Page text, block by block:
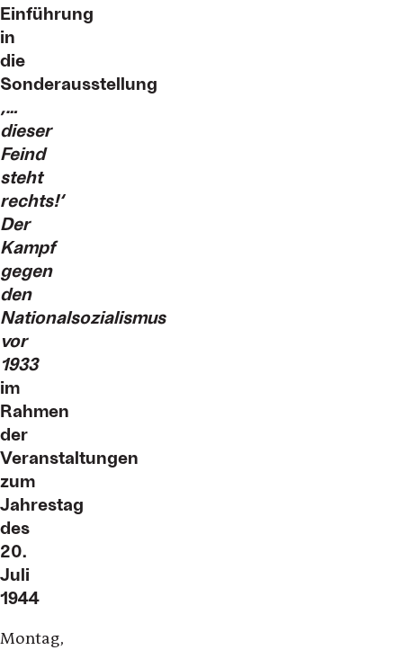
Einführung
in
die
Sonderausstellung
‚…
dieser
Feind
steht
rechts!‘
Der
Kampf
gegen
den
Nationalsozialismus
vor
1933
im
Rahmen
der
Veranstaltungen
zum
Jahrestag
des
20.
Juli
1944
Montag,